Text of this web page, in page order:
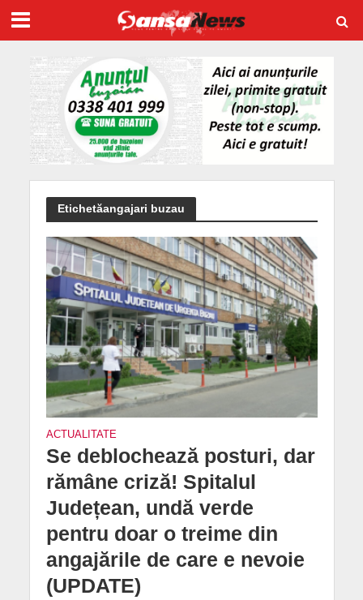
Etichetăangajari buzau
ACTUALITATE
Se deblochează posturi, dar
rămâne criză! Spitalul
Județean, undă verde
pentru doar o treime din
angajările de care e nevoie
(UPDATE)